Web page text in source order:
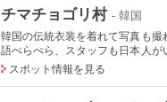
チマチョゴリ村 - 韓国
韓国の伝統衣装を着れて写真も
語ぺらぺら、スタッフも日本人が
スポット情報を見る